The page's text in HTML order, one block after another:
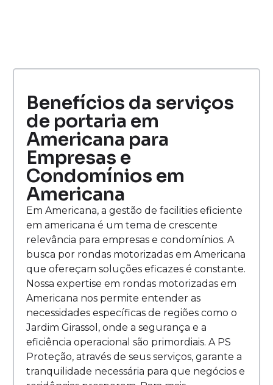
Benefícios da serviços
de portaria em
Americana para
Empresas e
Condomínios em
Americana
Em Americana, a gestão de facilities eficiente
em americana é um tema de crescente
relevância para empresas e condomínios. A
busca por rondas motorizadas em Americana
que ofereçam soluções eficazes é constante.
Nossa expertise em rondas motorizadas em
Americana nos permite entender as
necessidades específicas de regiões como o
Jardim Girassol, onde a segurança e a
eficiência operacional são primordiais. A PS
Proteção, através de seus serviços, garante a
tranquilidade necessária para que negócios e